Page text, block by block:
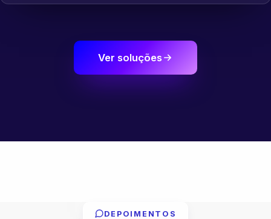
Ver soluções
DEPOIMENTOS